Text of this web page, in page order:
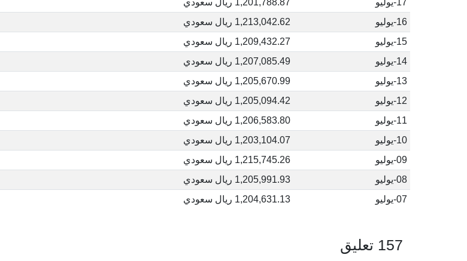
17-يوليو
1,201,788.87 ريال سعودي
16-يوليو
1,213,042.62 ريال سعودي
15-يوليو
1,209,432.27 ريال سعودي
14-يوليو
1,207,085.49 ريال سعودي
13-يوليو
1,205,670.99 ريال سعودي
12-يوليو
1,205,094.42 ريال سعودي
11-يوليو
1,206,583.80 ريال سعودي
10-يوليو
1,203,104.07 ريال سعودي
09-يوليو
1,215,745.26 ريال سعودي
08-يوليو
1,205,991.93 ريال سعودي
07-يوليو
1,204,631.13 ريال سعودي
157 تعليق